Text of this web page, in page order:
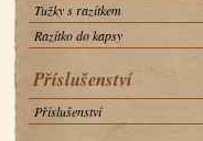
Tužky s razítkem
Razítko do kapsy
Příslušenství
Příslušenství